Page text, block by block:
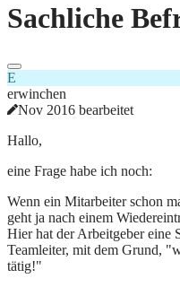
Sachliche
E
erwinchen
Nov 2016 bearbeitet
Hallo,
eine Frage habe ich noch:
Wenn ein Mitarbeiter schon
geht ja nach einem
Hier hat der Arbeitgeber eine
Teamleiter, mit dem Grund,
tätig!"